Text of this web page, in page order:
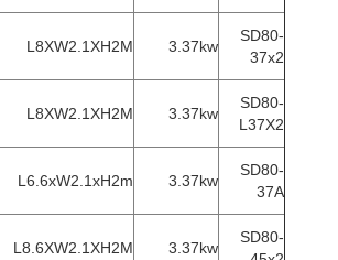
SD80-
37x2
3.37kw
L8XW2.1XH2M
SD80-
L37X2
3.37kw
L8XW2.1XH2M
SD80-
37A
3.37kw
L6.6xW2.1xH2m
SD80-
3.37kw
L8.6XW2.1XH2M